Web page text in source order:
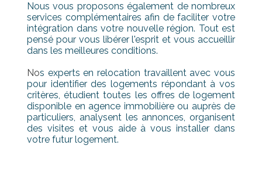
Nous vous proposons également de nombreux
services complémentaires afin de faciliter votre
intégration dans votre nouvelle région. Tout est
pensé pour vous libérer l'esprit et vous accueillir
dans les meilleures conditions.
Nos experts en relocation travaillent avec vous
pour identifier des logements répondant à vos
critères, étudient toutes les offres de logement
disponible en agence immobilière ou auprès de
particuliers, analysent les annonces, organisent
des visites et vous aide à vous installer dans
votre futur logement.